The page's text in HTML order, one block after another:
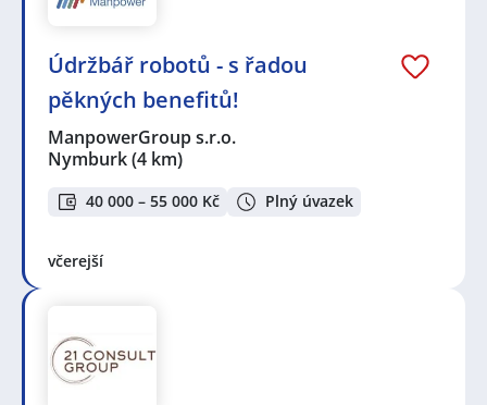
Údržbář robotů - s řadou
pěkných benefitů!
ManpowerGroup s.r.o.
Nymburk(4 km)
40 000 – 55 000 Kč Plný úvazek
včerejší